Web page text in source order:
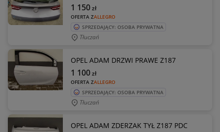
OFERTA ZALLEGRO
1 150zł
SPRZEDAJĄCY: OSOBA PRYWATNA
Tłuczań
OPEL ADAM DRZWI PRAWE Z187
OFERTA ZALLEGRO
1 100zł
SPRZEDAJĄCY: OSOBA PRYWATNA
Tłuczań
OPEL ADAM ZDERZAK TYŁ Z187 PDC